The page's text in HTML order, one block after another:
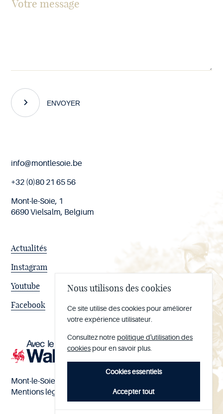
ENVOYER
Fin
page
Mont-le-Soie nº BE 0473.065.733
Mentions légales
info@montlesoie.be
+32 (0)80 21 65 56
Mont-le-Soie, 1
6690 Vielsalm, Belgium
Facebook
Youtube
Instagram
Actualités
Nous utilisons des cookies
Ce site utilise des cookies pour améliorer
votre expérience utilisateur.
Consultez notre politique d'utilisation des
cookies pour en savoir plus.
Cookies essentiels
Accepter tout